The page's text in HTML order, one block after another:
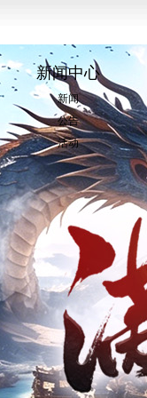
新闻中心
新闻
公告
活动